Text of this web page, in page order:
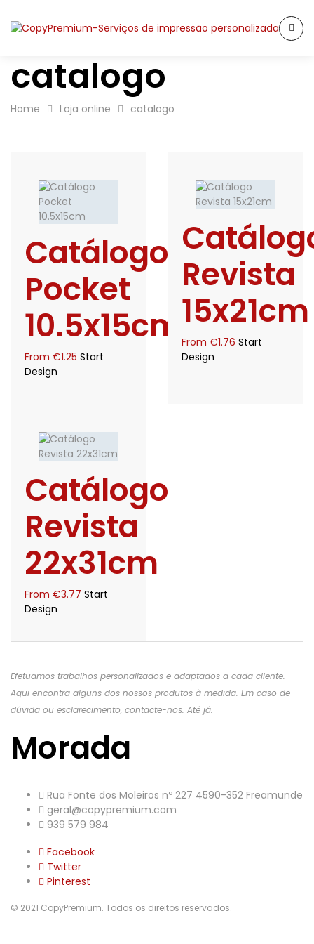
catalogo
Home Loja online catalogo
Catálogo
Pocket
10.5x15cm
From €1.25 Start
Design
Revista
15x21cm
From €1.76 Start
Design
Catálogo
Revista
22x31cm
From €3.77 Start
Design
Efetuamos trabalhos personalizados e adaptados a cada cliente.
Aqui encontra alguns dos nossos produtos à medida. Em caso de
dúvida ou esclarecimento, contacte-nos. Até já.
Morada
Rua Fonte dos Moleiros nº 227 4590-352 Freamunde
geral@copypremium.com
939 579 984
Facebook
Twitter
Pinterest
© 2021 CopyPremium. Todos os direitos reservados.